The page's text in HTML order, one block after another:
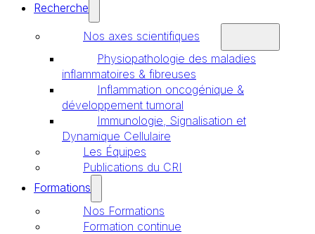
Recherche
Nos axes scientifiques
Physiopathologie des maladies
inflammatoires & fibreuses
Inflammation oncogénique &
développement tumoral
Immunologie, Signalisation et
Dynamique Cellulaire
Les Équipes
Publications du CRI
Formations
Nos Formations
Formation continue